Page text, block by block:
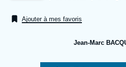
Analyses
publication
Ajouter à mes favoris
Jean-Marc
Image